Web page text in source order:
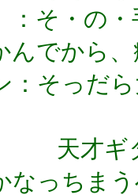
そ・の・
んでから
：そっだ
タリス
なっちま